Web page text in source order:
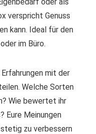
verspricht Genuss
kann. Ideal für den
im Büro.
mit der
Welche Sorten
Wie bewertet ihr
Eure Meinungen
zu verbessern